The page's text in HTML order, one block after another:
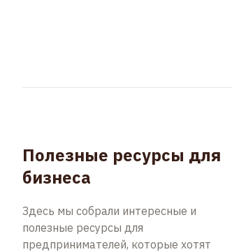
Полезные ресурсы для
бизнеса
Здесь мы собрали интересные и
полезные ресурсы для
предпринимателей, которые хотят